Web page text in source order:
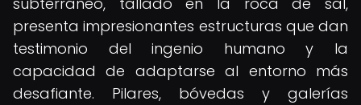
presenta impresionantes estructuras que dan
testimonio del ingenio humano y la
capacidad de adaptarse al entorno más
desafiante. Pilares, bóvedas y galerías